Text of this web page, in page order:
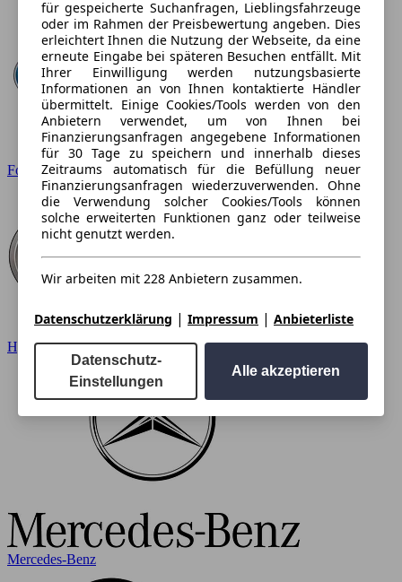
Ford
Hyundai
Mercedes-Benz
für gespeicherte Suchanfragen, Lieblingsfahrzeuge
oder im Rahmen der Preisbewertung angeben. Dies
erleichtert Ihnen die Nutzung der Webseite, da eine
erneute Eingabe bei späteren Besuchen entfällt. Mit
Ihrer Einwilligung werden nutzungsbasierte
Informationen an von Ihnen kontaktierte Händler
übermittelt. Einige Cookies/Tools werden von den
Anbietern verwendet, um von Ihnen bei
Finanzierungsanfragen angegebene Informationen
für 30 Tage zu speichern und innerhalb dieses
Zeitraums automatisch für die Befüllung neuer
Finanzierungsanfragen wiederzuverwenden. Ohne
die Verwendung solcher Cookies/Tools können
solche erweiterten Funktionen ganz oder teilweise
nicht genutzt werden.
Wir arbeiten mit 228 Anbietern zusammen.
Datenschutzerklärung | Impressum | Anbieterliste
Datenschutz-
Einstellungen
Alle akzeptieren